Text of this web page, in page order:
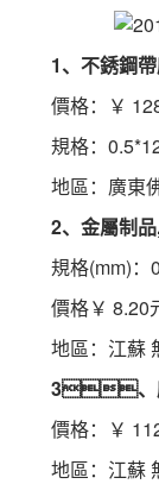
1、不銹鋼
價格：￥
規格：
地區：廣東
2、金屬制
規格(mm)：
價格￥ 8.20
地區：江蘇
3、
價格：￥
地區：江蘇